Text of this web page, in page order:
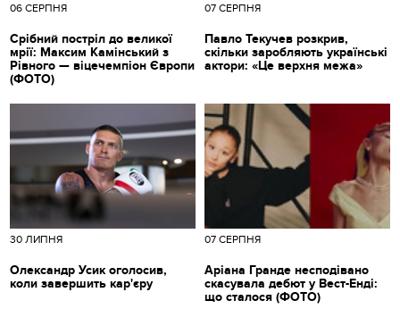
06 СЕРПНЯ
Срібний постріл до великої
мрії: Максим Камінський з
Рівного — віцечемпіон Європи
(ФОТО)
07 СЕРПНЯ
Павло Текучев розкрив,
скільки заробляють українські
актори: «Це верхня межа»
30 ЛИПНЯ
Олександр Усик оголосив,
коли завершить кар'єру
07 СЕРПНЯ
Аріана Гранде несподівано
скасувала дебют у Вест-Енді:
що сталося (ФОТО)